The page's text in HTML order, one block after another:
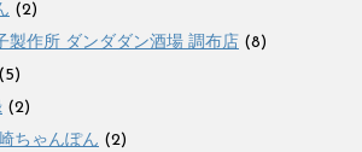
(2)
製作所 ダンダダン酒場 調布店 (8)
(5)
(2)
ちゃんぽん (2)